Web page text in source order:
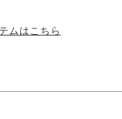
ムはこちら